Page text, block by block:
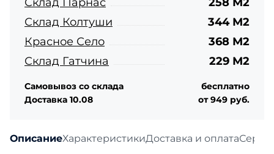
ОписаниеХарактеристикиДоставка и оплата
Склад Парнас
258 М2
Склад Колтуши
344 М2
Красное Село
368 М2
Склад Гатчина
229 М2
Самовывоз со склада
бесплатно
Доставка 10.08
от 949 руб.